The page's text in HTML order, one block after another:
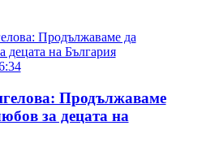
Продължаваме
за децата на